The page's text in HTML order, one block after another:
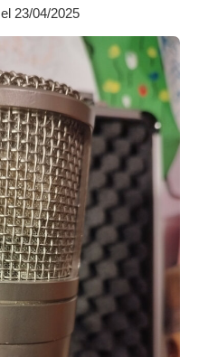
el 23/04/2025